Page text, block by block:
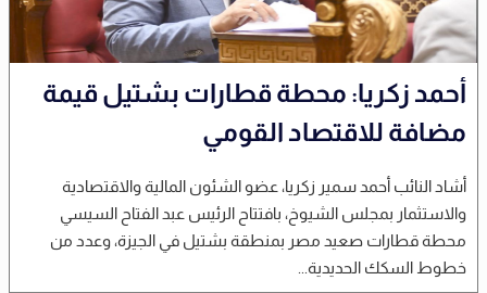
أحمد زكريا: محطة قطارات بشتيل قيمة
مضافة للاقتصاد القومي
أشاد النائب أحمد سمير زكريا، عضو الشئون المالية والاقتصادية
والاستثمار بمجلس الشيوخ، بافتتاح الرئيس عبد الفتاح السيسي
محطة قطارات صعيد مصر بمنطقة بشتيل في الجيزة، وعدد من
خطوط السكك الحديدية...